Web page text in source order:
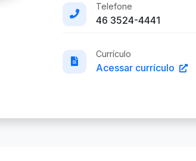
Telefone
46 3524-4441
Currículo
Acessar currículo